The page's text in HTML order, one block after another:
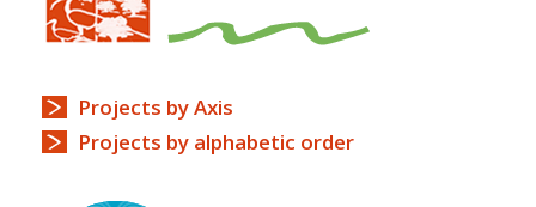
Projects by Axis
Projects by alphabetic order